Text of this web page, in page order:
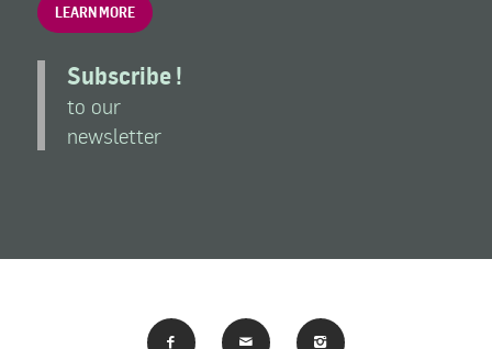
LEARN MORE
Subscribe !
to our
newsletter